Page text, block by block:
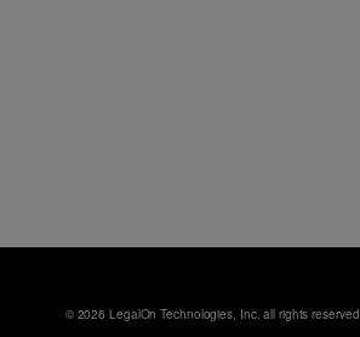
© 2026 LegalOn Technologies, Inc. all rights reserved